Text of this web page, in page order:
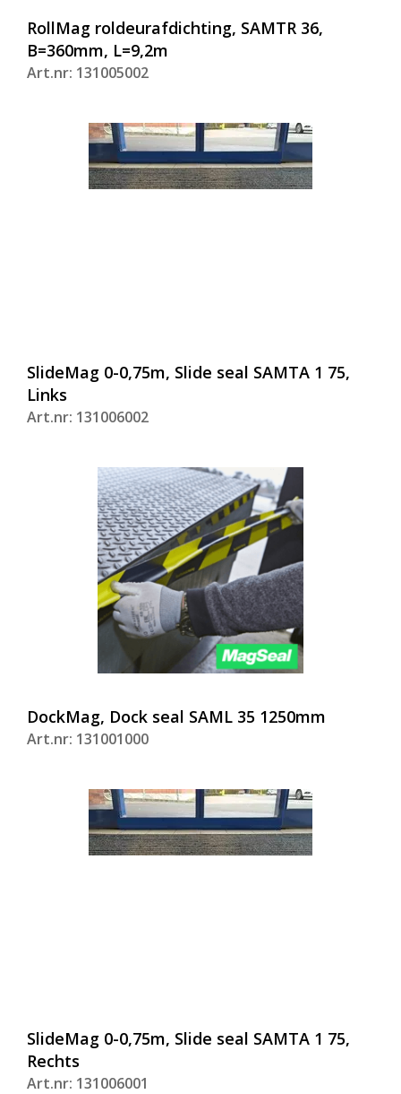
RollMag roldeurafdichting, SAMTR 36,
B=360mm, L=9,2m
Art.nr: 131005002
SlideMag 0-0,75m, Slide seal SAMTA 1 75,
Links
Art.nr: 131006002
DockMag, Dock seal SAML 35 1250mm
Art.nr: 131001000
SlideMag 0-0,75m, Slide seal SAMTA 1 75,
Rechts
Art.nr: 131006001